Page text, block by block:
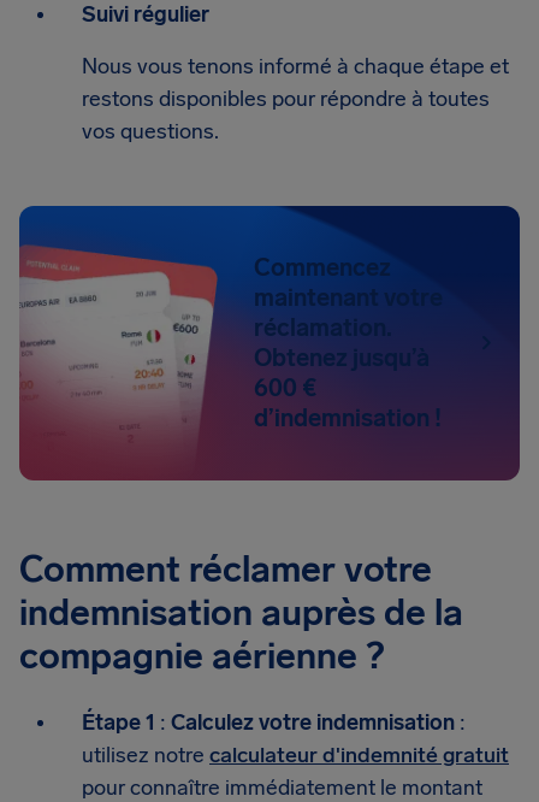
Suivi régulier
Nous vous tenons informé à chaque étape et
restons disponibles pour répondre à toutes
vos questions.
Commencez
maintenant votre
réclamation.
Obtenez jusqu’à
600 €
d’indemnisation !
Comment réclamer votre
indemnisation auprès de la
compagnie aérienne ?
Étape 1 : Calculez votre indemnisation :
utilisez notre calculateur d'indemnité gratuit
pour connaître immédiatement le montant